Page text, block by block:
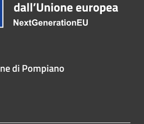
di Pompiano